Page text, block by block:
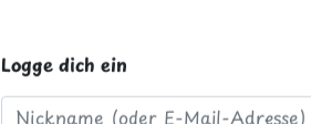
Logge dich ein